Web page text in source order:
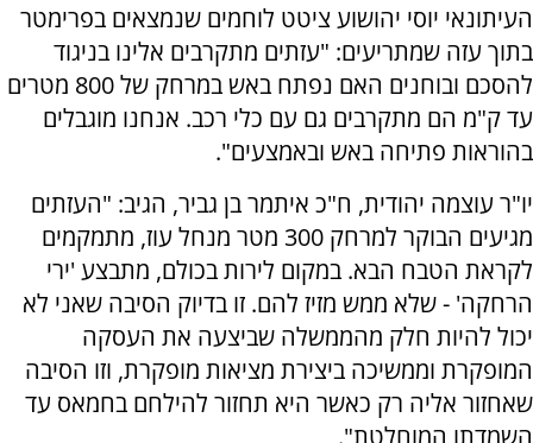
העיתונאי יוסי יהושוע ציטט לוחמים שנמצאים בפרימטר
בתוך עזה שמתריעים: "עזתים מתקרבים אלינו בניגוד
להסכם ובוחנים האם נפתח באש במרחק של 800 מטרים
עד ק"מ הם מתקרבים גם עם כלי רכב. אנחנו מוגבלים
בהוראות פתיחה באש ובאמצעים".
יו"ר עוצמה יהודית, ח"כ איתמר בן גביר, הגיב: "העזתים
מגיעים הבוקר למרחק 300 מטר מנחל עוז, מתמקמים
לקראת הטבח הבא. במקום לירות בכולם, מתבצע 'ירי
הרחקה' - שלא ממש מזיז להם. זו בדיוק הסיבה שאני לא
יכול להיות חלק מהממשלה שביצעה את העסקה
המופקרת וממשיכה ביצירת מציאות מופקרת, וזו הסיבה
שאחזור אליה רק כאשר היא תחזור להילחם בחמאס עד
השמדתו המוחלטת".